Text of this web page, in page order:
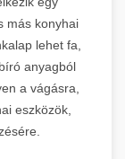
más konyhai
lehet fa,
anyagból
a vágásra,
eszközök,